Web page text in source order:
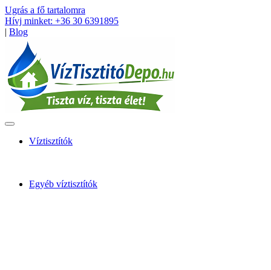
Ugrás a fő tartalomra
Hívj minket: +36 30 6391895
| Blog
Víztisztítók
Egyéb víztisztítók